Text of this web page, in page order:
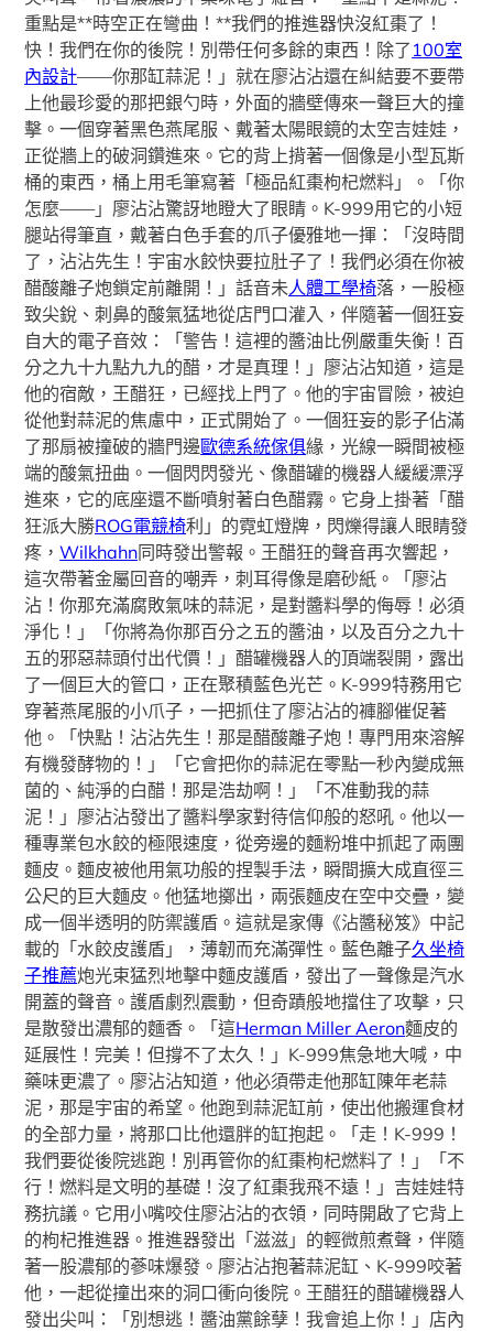
重點是**時空正在彎曲！**我們的推進器快沒紅棗了！
快！我們在你的後院！別帶任何多餘的東西！除了 100室
內設計——你那缸蒜泥！」就在廖沾沾還在糾結要不要帶
上他最珍愛的那把銀勺時，外面的牆壁傳來一聲巨大的撞
擊。一個穿著黑色燕尾服、戴著太陽眼鏡的太空吉娃娃，
正從牆上的破洞鑽進來。它的背上揹著一個像是小型瓦斯
桶的東西，桶上用毛筆寫著「極品紅棗枸杞燃料」。「你
怎麼——」廖沾沾驚訝地瞪大了眼睛。K-999用它的小短
腿站得筆直，戴著白色手套的爪子優雅地一揮：「沒時間
了，沾沾先生！宇宙水餃快要拉肚子了！我們必須在你被
醋酸離子炮鎖定前離開！」話音未人體工學椅落，一股極
致尖銳、刺鼻的酸氣猛地從店門口灌入，伴隨著一個狂妄
自大的電子音效：「警告！這裡的醬油比例嚴重失衡！百
分之九十九點九九的醋，才是真理！」廖沾沾知道，這是
他的宿敵，王醋狂，已經找上門了。他的宇宙冒險，被迫
從他對蒜泥的焦慮中，正式開始了。一個狂妄的影子佔滿
了那扇被撞破的牆門邊歐德系統傢俱緣，光線一瞬間被極
端的酸氣扭曲。一個閃閃發光、像醋罐的機器人緩緩漂浮
進來，它的底座還不斷噴射著白色醋霧。它身上掛著「醋
狂派大勝ROG電競椅利」的霓虹燈牌，閃爍得讓人眼睛發
疼，Wilkhahn同時發出警報。王醋狂的聲音再次響起，
這次帶著金屬回音的嘲弄，刺耳得像是磨砂紙。「廖沾
沾！你那充滿腐敗氣味的蒜泥，是對醬料學的侮辱！必須
淨化！」「你將為你那百分之五的醬油，以及百分之九十
五的邪惡蒜頭付出代價！」醋罐機器人的頂端裂開，露出
了一個巨大的管口，正在聚積藍色光芒。K-999特務用它
穿著燕尾服的小爪子，一把抓住了廖沾沾的褲腳催促著
他。「快點！沾沾先生！那是醋酸離子炮！專門用來溶解
有機發酵物的！」「它會把你的蒜泥在零點一秒內變成無
菌的、純淨的白醋！那是浩劫啊！」「不准動我的蒜
泥！」廖沾沾發出了醬料學家對待信仰般的怒吼。他以一
種專業包水餃的極限速度，從旁邊的麵粉堆中抓起了兩團
麵皮。麵皮被他用氣功般的捏製手法，瞬間擴大成直徑三
公尺的巨大麵皮。他猛地擲出，兩張麵皮在空中交疊，變
成一個半透明的防禦護盾。這就是家傳《沾醬秘笈》中記
載的「水餃皮護盾」，薄韌而充滿彈性。藍色離子久坐椅
子推薦炮光束猛烈地擊中麵皮護盾，發出了一聲像是汽水
開蓋的聲音。護盾劇烈震動，但奇蹟般地擋住了攻擊，只
是散發出濃郁的麵香。「這Herman Miller Aeron麵皮的
延展性！完美！但撐不了太久！」K-999焦急地大喊，中
藥味更濃了。廖沾沾知道，他必須帶走他那缸陳年老蒜
泥，那是宇宙的希望。他跑到蒜泥缸前，使出他搬運食材
的全部力量，將那口比他還胖的缸抱起。「走！K-999！
我們要從後院逃跑！別再管你的紅棗枸杞燃料了！」「不
行！燃料是文明的基礎！沒了紅棗我飛不遠！」吉娃娃特
務抗議。它用小嘴咬住廖沾沾的衣領，同時開啟了它背上
的枸杞推進器。推進器發出「滋滋」的輕微煎煮聲，伴隨
著一股濃郁的蔘味爆發。廖沾沾抱著蒜泥缸、K-999咬著
他，一起從撞出來的洞口衝向後院。王醋狂的醋罐機器人
發出尖叫：「別想逃！醬油黨餘孽！我會追上你！」店內